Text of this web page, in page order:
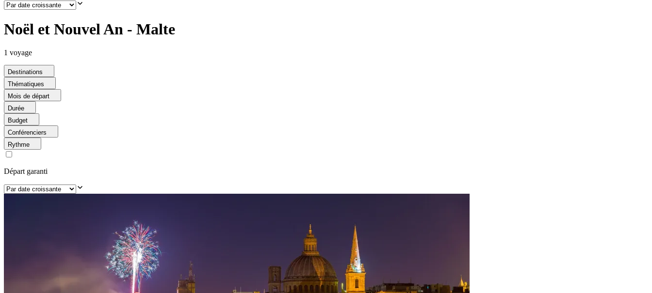
Noël et Nouvel An - Malte
1 voyage
Destinations
Thématiques
Mois de départ
Durée
Budget
Conférenciers
Rythme
Départ garanti